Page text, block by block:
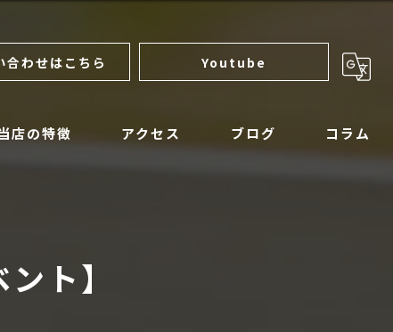
合わせはこちら Youtube
店の特徴
トモーターサイクル
アクセス ブログ コラム
ト】